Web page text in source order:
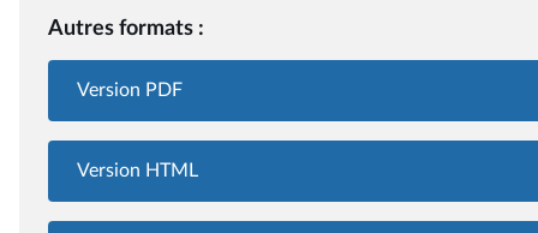
Autres formats :
Version PDF
Version HTML